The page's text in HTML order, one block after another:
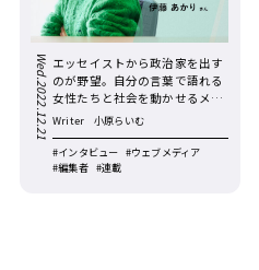
Wed.2022.12.21 エッセイストから政治家を出す
のが野望。自分の言葉で語れる
女性たちと社会を動かせるメデ
ィアを目指して。『かがみよか
集者の時代 第１回】
Writer小原らいむ
#インタビュー #ウェブメディア
#編集者 #連載